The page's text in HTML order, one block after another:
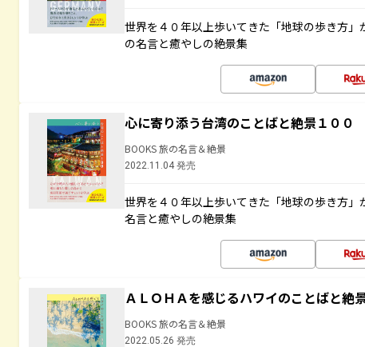
世界を４０年以上歩いてきた「地球の歩き方
の名言と癒やしの絶景集
心に寄り添う台湾のことばと絶景１００
BOOKS 旅の名言＆絶景
2022.11.04 発売
世界を４０年以上歩いてきた「地球の歩き方
名言と癒やしの絶景集
ＡＬＯＨＡを感じるハワイのことばと絶
BOOKS 旅の名言＆絶景
2022.05.26 発売